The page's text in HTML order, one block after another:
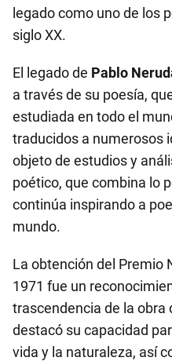
legado como uno de los
siglo XX.
El legado de Pablo
a través de su poesía,
estudiada en todo el
traducidos a numerosos
objeto de estudios y
poético, que combina lo
continúa inspirando a
mundo.
La obtención del Premio
1971 fue un
trascendencia de la obra
destacó su capacidad
vida y la naturaleza, así